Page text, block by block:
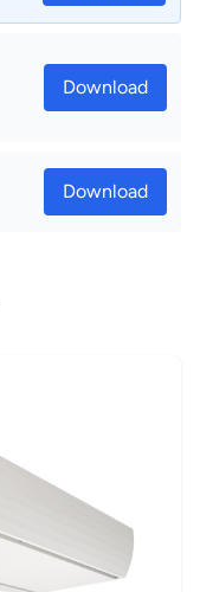
Download
Download